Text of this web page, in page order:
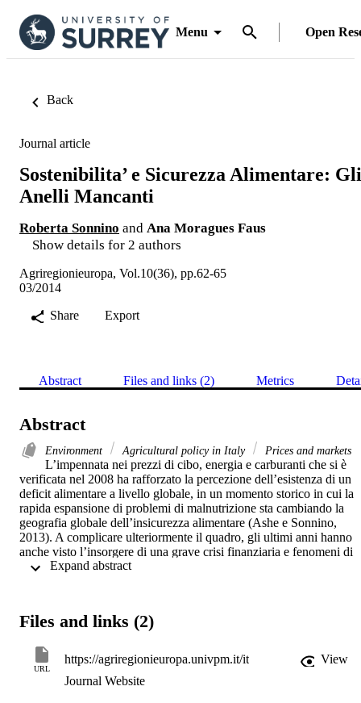
Menu Open
Back
Journal article
Sostenibilita’ e Sicurezza Alimentare: Gli
Anelli Mancanti
Roberta Sonnino and Ana Moragues Faus
Show details for 2 authors
Agriregionieuropa, Vol.10(36), pp.62-65
03/2014
Share
Export
Abstract Files and links (2) Metrics
Abstract
Environment Agricultural policy in Italy Prices and markets
L’impennata nei prezzi di cibo, energia e carburanti che si è
verificata nel 2008 ha rafforzato la percezione dell’esistenza di un
deficit alimentare a livello globale, in un momento storico in cui la
rapida espansione di problemi di malnutrizione sta cambiando la
geografia globale dell’insicurezza alimentare (Ashe e Sonnino,
2013). A complicare ulteriormente il quadro, gli ultimi anni hanno
anche visto l’insorgere di una grave crisi finanziaria e fenomeni di
accaparramento di terra nei Paesi in via di sviluppo.
Nel contesto di incertezza creato da questa “Nuova Equazione
alimentare sta rapidamente arricchendosi di nuovi e complessi
significati che lo pongono in relazione sempre più stretta con un
altro importante concetto: la sostenibilità. Basandoci sulla
Files and links (2)
URL
https://agriregionieuropa.univpm.it/it
View
Journal Website